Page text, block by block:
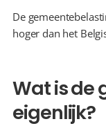
De
hoger dan het
Wat is de
eigenlijk?